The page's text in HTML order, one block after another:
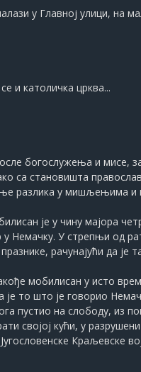
у Главној улици, на
и католичка црква...
богослужења и мисе,
са становишта
разлика у мишљењима и
је у чину мајора
Немачку. У стрепњи од
рачунајући да је
мобилисан у исто
то што је говорио
пустио на слободу,
својој кући, у
Краљевске